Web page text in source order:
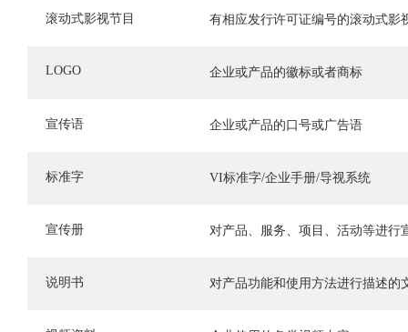
滚动式影视节目 有相应发行许可证编号的滚动式影
LOGO 企业或产品的徽标或者商标
宣传语 企业或产品的口号或广告语
标准字 VI标准字/企业手册/导视系统
宣传册 对产品、服务、项目、活动等进行
说明书 对产品功能和使用方法进行描述的